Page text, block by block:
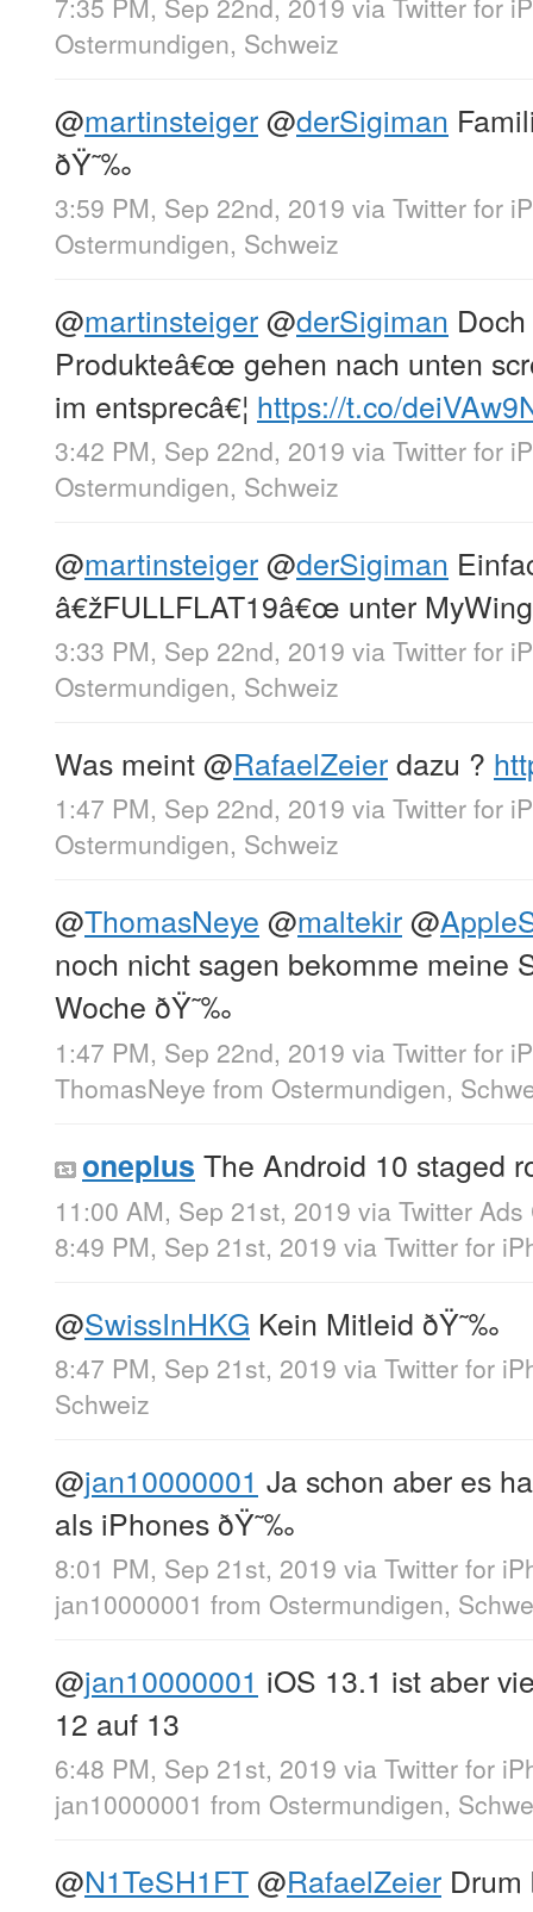
Ostermundigen, Schweiz
@martinsteiger@derSigiman
ðŸ˜‰
3:59 PM, Sep 22nd, 2019 via Twitter for
Ostermundigen, Schweiz
@martinsteiger@derSigiman
Produkteâ€œ gehen nach unten
im entsprecâ€¦ https://t.co/
3:42 PM, Sep 22nd, 2019 via Twitter for
Ostermundigen, Schweiz
@martinsteiger@derSigiman
â€žFULLFLAT19â€œ unter
3:33 PM, Sep 22nd, 2019 via Twitter for
Ostermundigen, Schweiz
Was meint@RafaelZeierdazu ?
1:47 PM, Sep 22nd, 2019 via Twitter for
Ostermundigen, Schweiz
@ThomasNeye @maltekir@
noch nicht sagen bekomme meine
Woche ðŸ˜‰
1:47 PM, Sep 22nd, 2019 via Twitter for
ThomasNeye from Ostermundigen,
oneplus The Android 10 staged
11:00 AM, Sep 21st, 2019 via Twitter
8:49 PM, Sep 21st, 2019 via Twitter for
@SwissInHKG Kein Mitleid ðŸ˜‰
8:47 PM, Sep 21st, 2019 via Twitter for
Schweiz
@jan10000001 Ja schon aber es
als iPhones ðŸ˜‰
8:01 PM, Sep 21st, 2019 via Twitter for
jan10000001 from Ostermundigen,
@jan10000001 iOS 13.1 ist aber
12 auf 13
6:48 PM, Sep 21st, 2019 via Twitter for
jan10000001 from Ostermundigen,
@N1TeSH1FT@RafaelZeier